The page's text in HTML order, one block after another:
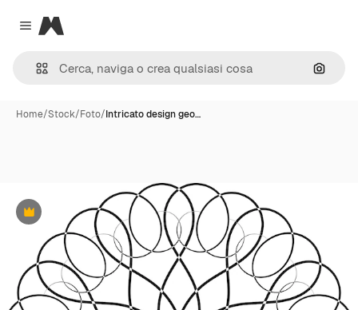
Close menu
Magnific
Cerca
Home/Stock/Foto/Intricato design geo…
Premium